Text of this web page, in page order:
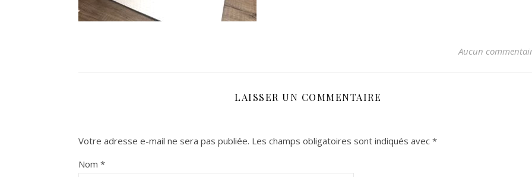
Aucun
LAISSER UN COMMENTAIRE
Votre adresse e-mail ne sera pas publiée. Les champs obligatoires sont indiqués avec *
Nom *